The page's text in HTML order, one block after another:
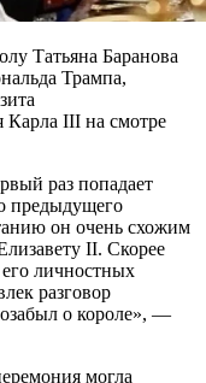
Татьяна Баранова
Трампа,
Карла III на смотре
раз попадает
предыдущего
он очень схожим
II. Скорее
личностных
разговор
о короле», —
могла